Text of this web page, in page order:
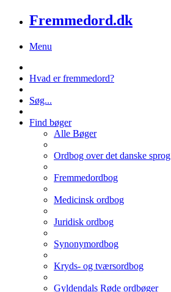
Fremmedord.dk
Menu
Hvad er fremmedord?
Søg...
Find bøger
Alle Bøger
Ordbog over det danske sprog
Fremmedordbog
Medicinsk ordbog
Juridisk ordbog
Synonymordbog
Kryds- og tværsordbog
Gyldendals Røde ordbøger